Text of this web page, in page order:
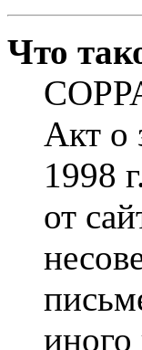
Что
Акт о
1998
от
иного